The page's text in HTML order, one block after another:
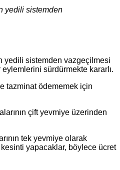
yedili sistemden
yedili sistemden vazgeçilmesi
sürdürmekte kararlı.
tazminat ödememek için
çift yevmiye üzerinden
tek yevmiye olarak
yapacaklar, böylece ücret